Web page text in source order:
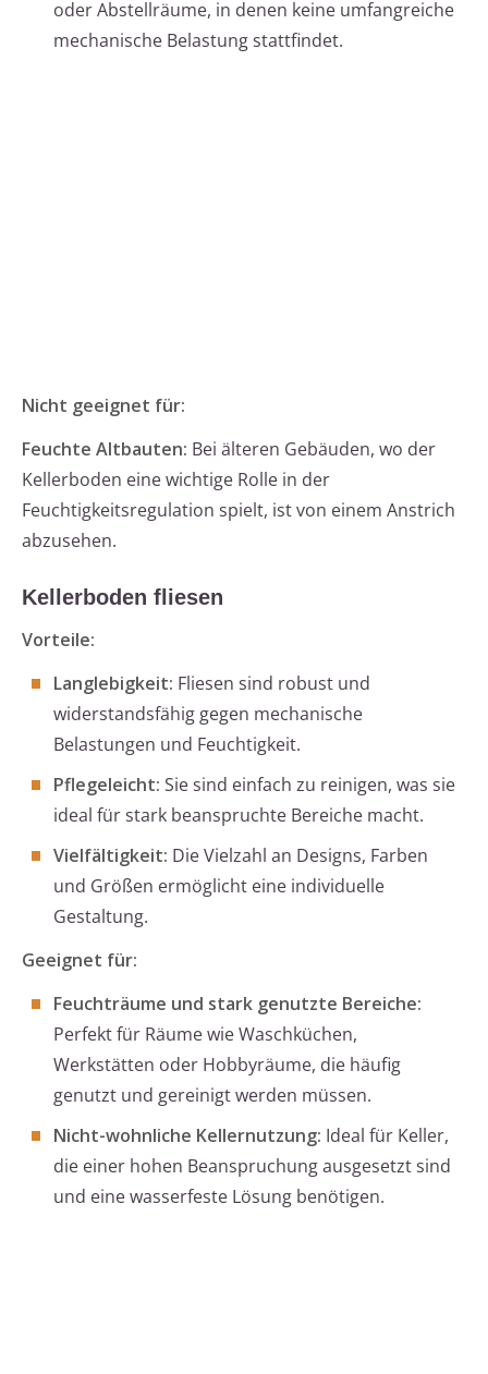
oder Abstellräume, in denen keine umfangreiche
mechanische Belastung stattfindet.
Nicht geeignet für:
Feuchte Altbauten: Bei älteren Gebäuden, wo der
Kellerboden eine wichtige Rolle in der
Feuchtigkeitsregulation spielt, ist von einem Anstrich
abzusehen.
Kellerboden fliesen
Vorteile:
Langlebigkeit: Fliesen sind robust und
widerstandsfähig gegen mechanische
Belastungen und Feuchtigkeit.
Pflegeleicht: Sie sind einfach zu reinigen, was sie
ideal für stark beanspruchte Bereiche macht.
Vielfältigkeit: Die Vielzahl an Designs, Farben
und Größen ermöglicht eine individuelle
Gestaltung.
Geeignet für:
Feuchträume und stark genutzte Bereiche:
Perfekt für Räume wie Waschküchen,
Werkstätten oder Hobbyräume, die häufig
genutzt und gereinigt werden müssen.
Nicht-wohnliche Kellernutzung: Ideal für Keller,
die einer hohen Beanspruchung ausgesetzt sind
und eine wasserfeste Lösung benötigen.